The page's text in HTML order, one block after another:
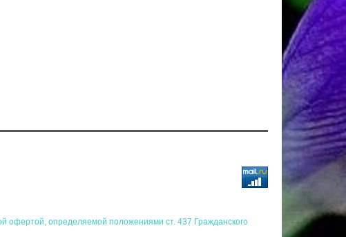
офертой, определяемой положениями ст. 437 Гражданского